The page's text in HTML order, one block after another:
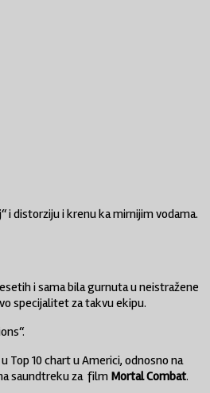
i distorziju i krenu ka mirnijim vodama.
i sama bila gurnuta u neistražene
specijalitet za takvu ekipu.
Top 10 chart u Americi, odnosno na
saundtreku za film Mortal Combat.